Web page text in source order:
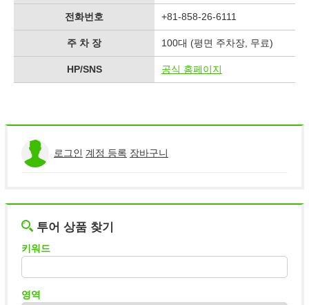
전화번호 +81-858-26-6111
주 차 장 100대 (평면 주차장, 무료)
HP/SNS 공식 홈페이지
로그인 계정 등록 장바구니
투어 상품 찾기
키워드
영역